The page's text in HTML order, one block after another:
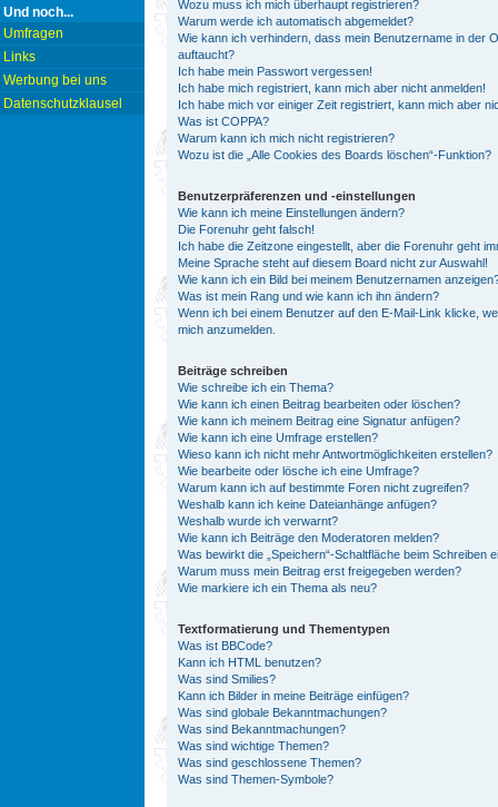
Und noch...
Umfragen
Links
Werbung bei uns
Datenschutzklausel
Wozu muss ich mich überhaupt registrieren?
Warum werde ich automatisch abgemeldet?
Wie kann ich verhindern, dass mein Benutzername in der
auftaucht?
Ich habe mein Passwort vergessen!
Ich habe mich registriert, kann mich aber nicht anmelden!
Ich habe mich vor einiger Zeit registriert, kann mich aber
Was ist COPPA?
Warum kann ich mich nicht registrieren?
Wozu ist die „Alle Cookies des Boards löschen“-Funktion?
Benutzerpräferenzen und -einstellungen
Wie kann ich meine Einstellungen ändern?
Die Forenuhr geht falsch!
Ich habe die Zeitzone eingestellt, aber die Forenuhr geht
Meine Sprache steht auf diesem Board nicht zur Auswahl!
Wie kann ich ein Bild bei meinem Benutzernamen
Was ist mein Rang und wie kann ich ihn ändern?
Wenn ich bei einem Benutzer auf den E-Mail-Link klicke,
mich anzumelden.
Beiträge schreiben
Wie schreibe ich ein Thema?
Wie kann ich einen Beitrag bearbeiten oder löschen?
Wie kann ich meinem Beitrag eine Signatur anfügen?
Wie kann ich eine Umfrage erstellen?
Wieso kann ich nicht mehr Antwortmöglichkeiten erstellen?
Wie bearbeite oder lösche ich eine Umfrage?
Warum kann ich auf bestimmte Foren nicht zugreifen?
Weshalb kann ich keine Dateianhänge anfügen?
Weshalb wurde ich verwarnt?
Wie kann ich Beiträge den Moderatoren melden?
Was bewirkt die „Speichern“-Schaltfläche beim Schreiben
Warum muss mein Beitrag erst freigegeben werden?
Wie markiere ich ein Thema als neu?
Textformatierung und Thementypen
Was ist BBCode?
Kann ich HTML benutzen?
Was sind Smilies?
Kann ich Bilder in meine Beiträge einfügen?
Was sind globale Bekanntmachungen?
Was sind Bekanntmachungen?
Was sind wichtige Themen?
Was sind geschlossene Themen?
Was sind Themen-Symbole?